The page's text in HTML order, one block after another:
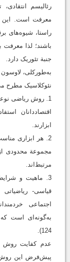
رئالیسم
معرفت است. این
راستا، شیوه‌های
باشند؛ لذا
جنبة تئوریک دارد.
نئوکلاسیک مطرح
1. روش ریاضی
اقتصاددانان
ابزارند.
2. هر ابزاری
مجموعة محدودی
مرتبط‌اند.
3. ماهیت و
قیاسی-
اجتماعی
به‌گونه‌ای است
124).